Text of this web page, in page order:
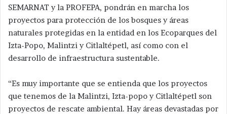
SEMARNAT y la PROFEPA, pondrán en marcha los
proyectos para protección de los bosques y áreas
naturales protegidas en la entidad en los Ecoparques del
Izta-Popo, Malintzi y Citlaltépetl, así como con el
desarrollo de infraestructura sustentable.
“Es muy importante que se entienda que los proyectos
que tenemos de la Malintzi, Izta-popo y Citlaltépetl son
proyectos de rescate ambiental. Hay áreas devastadas por